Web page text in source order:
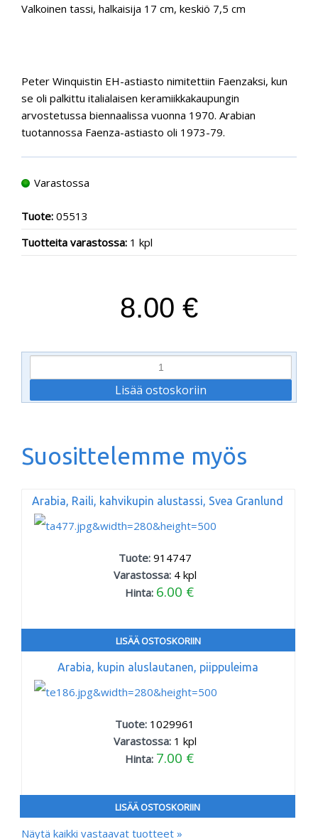
Valkoinen tassi, halkaisija 17 cm, keskiö 7,5 cm
Peter Winquistin EH-astiasto nimitettiin Faenzaksi, kun
se oli palkittu italialaisen keramiikkakaupungin
arvostetussa biennaalissa vuonna 1970. Arabian
tuotannossa Faenza-astiasto oli 1973-79.
Varastossa
Tuote: 05513
Tuotteita varastossa: 1 kpl
8.00 €
Suosittelemme myös
Arabia, Raili, kahvikupin alustassi, Svea Granlund
Tuote: 914747
Varastossa: 4kpl
Hinta: 6.00 €
LISÄÄ OSTOSKORIIN
Arabia, kupin aluslautanen, piippuleima
Tuote: 1029961
Varastossa: 1 kpl
Hinta: 7.00 €
LISÄÄ OSTOSKORIIN
Näytä kaikki vastaavat tuotteet »